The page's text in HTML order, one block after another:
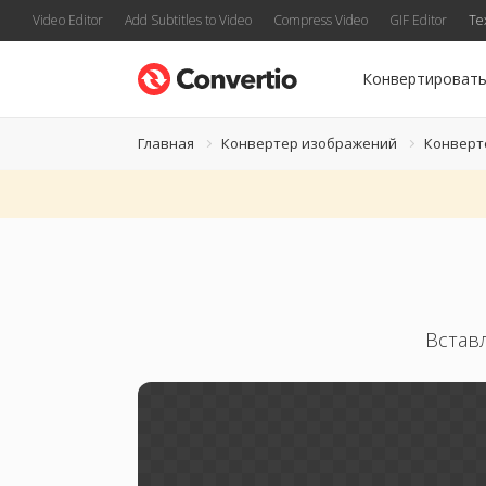
Video Editor Add Subtitles to Video Compress Video GIF Editor
Конвертировать
Главная Конвертер изображений